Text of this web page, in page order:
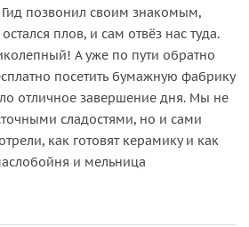
позвонил своим знакомым,
плов, и сам отвёз нас туда.
А уже по пути обратно
посетить бумажную фабрику
отличное завершение дня. Мы не
сладостями, но и сами
как готовят керамику и как
и мельница